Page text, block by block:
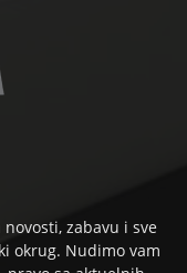
zabavu i sve
okrug. Nudimo vam